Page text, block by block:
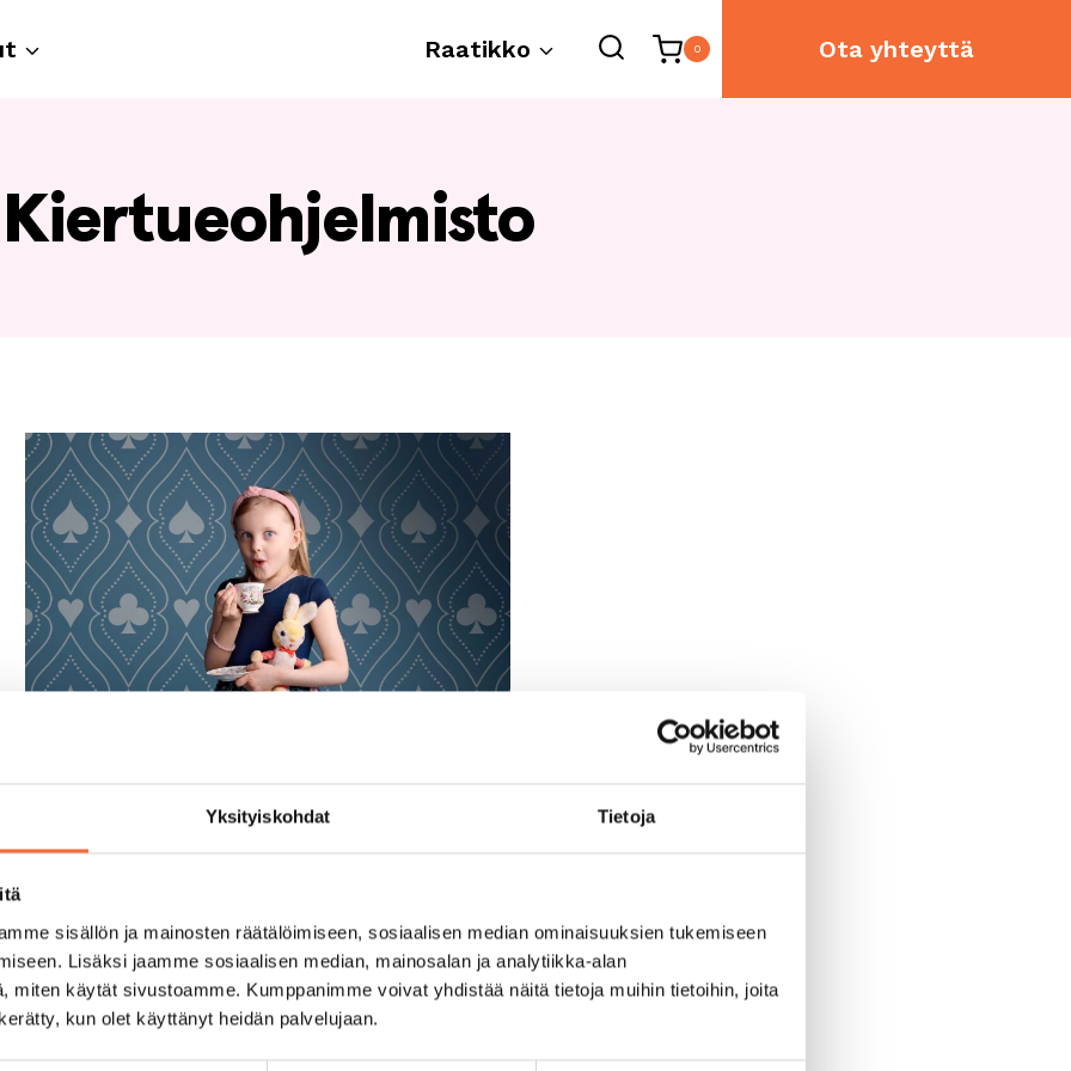
Yksityiskohdat Tietoja
sisällön ja mainosten räätälöimiseen, sosiaalisen median ominaisuuksien tukemiseen
Lisäksi jaamme sosiaalisen median, mainosalan ja analytiikka-alan
miten käytät sivustoamme. Kumppanimme voivat yhdistää näitä tietoja muihin tietoihin, joita
kun olet käyttänyt heidän palvelujaan.
Raatikko 0 Ota yhteyttä
Kiertueohjelmisto
Seikkailu
Lewis Carrollin klassikkotarinaan
Liisan seikkailut Ihmemaassa
perustuva teos yhdistää sirkusta,